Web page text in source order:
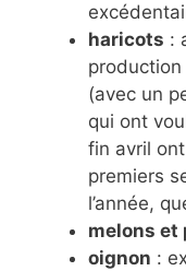
haricots :
production
(avec un
qui ont
fin avril
premiers
l’année,
melons et
oignon :